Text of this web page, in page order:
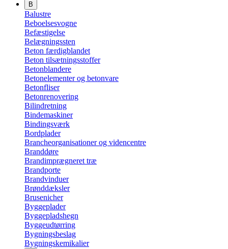
B
Balustre
Beboelsesvogne
Befæstigelse
Belægningssten
Beton færdigblandet
Beton tilsætningsstoffer
Betonblandere
Betonelementer og betonvare
Betonfliser
Betonrenovering
Bilindretning
Bindemaskiner
Bindingsværk
Bordplader
Brancheorganisationer og videncentre
Branddøre
Brandimprægneret træ
Brandporte
Brandvinduer
Brønddæksler
Brusenicher
Byggeplader
Byggepladshegn
Byggeudtørring
Bygningsbeslag
Bygningskemikalier